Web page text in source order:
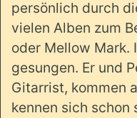
persönlich durch
vielen Alben zum
oder Mellow Mark.
gesungen. Er und
Gitarrist, kommen
kennen sich schon